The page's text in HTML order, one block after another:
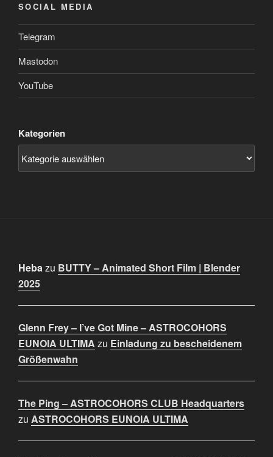
SOCIAL MEDIA
Telegram
Mastodon
YouTube
Kategorien
Hebazu BUTTY – Animated Short Film | Blender
2025
Glenn Frey – I’ve Got Mine – ASTROCOHORS
EUNOIA ULTIMA zu Einladung zu bescheidenem
Größenwahn
The Ping – ASTROCOHORS CLUB Headquarters
zu ASTROCOHORS EUNOIA ULTIMA